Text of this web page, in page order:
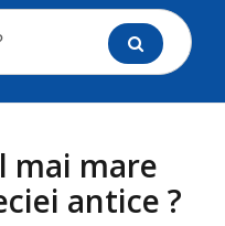
mai mare
antice ?